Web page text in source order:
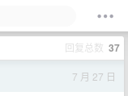
回复总数 37
7 月 27 日